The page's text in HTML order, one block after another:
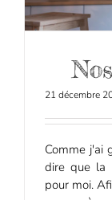
21 décembre
Comme j'ai
dire que la
pour moi.